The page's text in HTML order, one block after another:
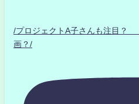
/プロジェクトA子さんも注目？
画？/